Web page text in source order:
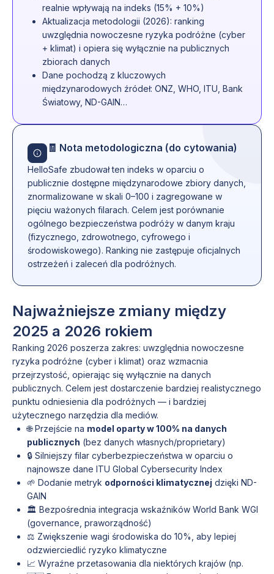
realnie wpływają na indeks (15% + 10%)
Aktualizacja metodologii (2026): ranking
uwzględnia nowoczesne ryzyka podróżne (cyber
+ klimat) i opiera się wyłącznie na publicznych
zbiorach danych
Dane pochodzą z kluczowych
międzynarodowych źródeł: ONZ, WHO, ITU, Bank
Światowy, ND-GAIN…
🧾 Nota metodologiczna (do cytowania)
HelloSafe zbudował ten indeks w oparciu o
publicznie dostępne międzynarodowe zbiory danych,
znormalizowane w skali 0–100 i zagregowane w
pięciu ważonych filarach. Celem jest porównanie
ogólnego bezpieczeństwa podróży w danym kraju
(fizycznego, zdrowotnego, cyfrowego i
środowiskowego). Ranking nie zastępuje oficjalnych
ostrzeżeń i zaleceń dla podróżnych.
Najważniejsze zmiany między
2025 a 2026 rokiem
Ranking 2026 poszerza zakres: uwzględnia nowoczesne
ryzyka podróżne (cyber i klimat) oraz wzmacnia
przejrzystość, opierając się wyłącznie na danych
publicznych. Celem jest dostarczenie bardziej realistycznego
punktu odniesienia dla podróżnych — i bardziej
użytecznego narzędzia dla mediów.
🌐 Przejście na model oparty w 100% na danych
publicznych (bez danych własnych/proprietary)
🔒 Silniejszy filar cyberbezpieczeństwa w oparciu o
najnowsze dane ITU Global Cybersecurity Index
🌱 Dodanie metryk odporności klimatycznej dzięki ND-
GAIN
🏛 Bezpośrednia integracja wskaźników World Bank WGI
(governance, praworządność)
⚖️ Zwiększenie wagi środowiska do 10%, aby lepiej
odzwierciedlić ryzyko klimatyczne
📈 Wyraźne przetasowania dla niektórych krajów (np.